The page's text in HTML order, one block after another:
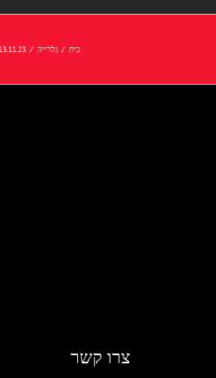
בית / גלרייה /
צרו קשר